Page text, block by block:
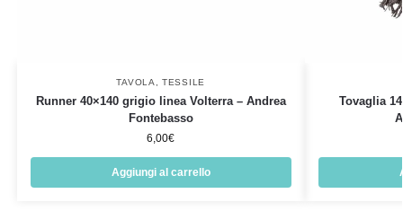
TAVOLA ,TESSILE
Runner 40×140 grigio linea Volterra – Andrea
Fontebasso
6,00€
Aggiungi al carrello
Tovaglia